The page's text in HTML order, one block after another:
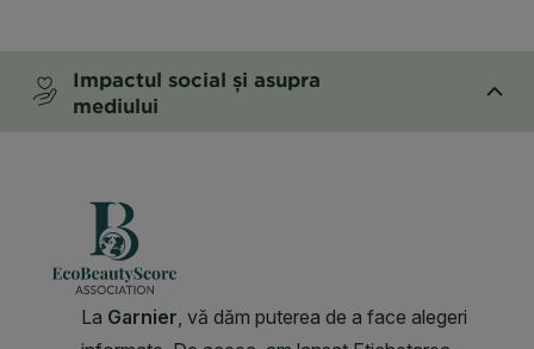
Impactul social și asupra
mediului